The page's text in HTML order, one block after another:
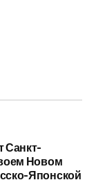
Санкт-
Новом
Японской